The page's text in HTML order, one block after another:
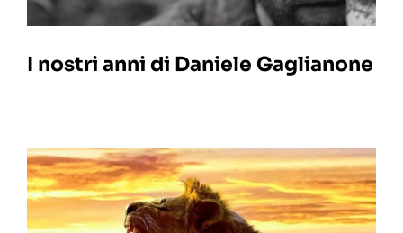
I nostri anni di Daniele Gaglianone